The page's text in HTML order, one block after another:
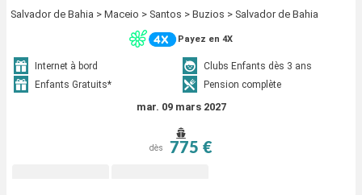
Salvador de Bahia > Maceio > Santos > Buzios > Salvador de Bahia
Payez en 4X
Internet à bord
Clubs Enfants dès 3 ans
Enfants Gratuits*
Pension complète
mar. 09 mars 2027
dès 775 €